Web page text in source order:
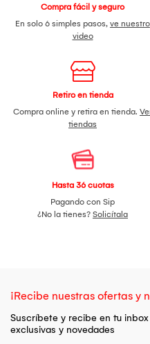
Compra fácil y seguro
En solo 6 simples pasos, ve nuestro
video
Retiro en tienda
Compra online y retira en tienda.
tiendas
Hasta 36 cuotas
Pagando con Sip
¿No la tienes? Solicítala
¡Recibe nuestras ofertas y
Suscríbete y recibe en tu
exclusivas y novedades